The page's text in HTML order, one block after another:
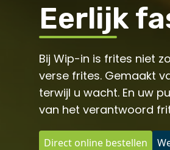
Eerlijk
Bij Wip-in is frites niet
verse frites. Gemaakt
terwijl u wacht. En uw
van het verantwoord
Direct online bestellen